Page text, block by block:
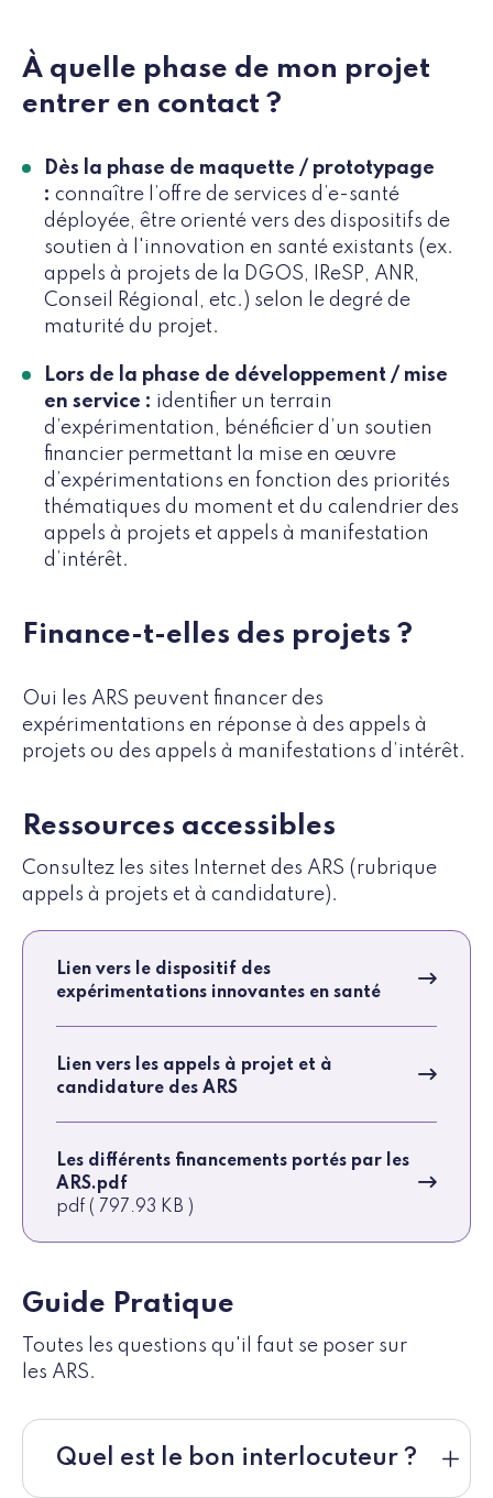
À quelle phase de mon projet
entrer en contact ?
Dès la phase de maquette / prototypage
: connaître l’offre de services d’e-santé
déployée, être orienté vers des dispositifs de
soutien à l'innovation en santé existants (ex.
appels à projets de la DGOS, IReSP, ANR,
Conseil Régional, etc.) selon le degré de
maturité du projet.
Lors de la phase de développement / mise
en service : identifier un terrain
d’expérimentation, bénéficier d’un soutien
financier permettant la mise en œuvre
d’expérimentations en fonction des priorités
thématiques du moment et du calendrier des
appels à projets et appels à manifestation
d’intérêt.
Finance-t-elles des projets ?
Oui les ARS peuvent financer des
expérimentations en réponse à des appels à
projets ou des appels à manifestations d’intérêt.
Ressources accessibles
Consultez les sites Internet des ARS (rubrique
appels à projets et à candidature).
Lien vers le dispositif des
expérimentations innovantes en santé
Lien vers les appels à projet et à
candidature des ARS
Les différents financements portés par les
ARS.pdf
pdf ( 797.93 KB )
Guide Pratique
Toutes les questions qu'il faut se poser sur
les ARS.
Quel est le bon interlocuteur ?